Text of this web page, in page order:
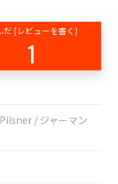
だ (レビューを書く)
1
/ ジャーマン